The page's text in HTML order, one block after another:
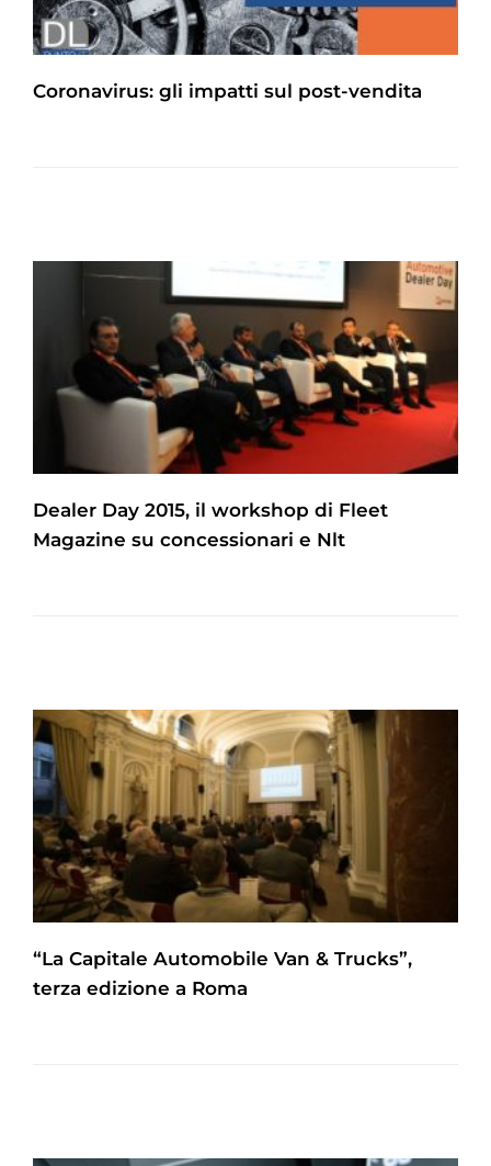
Coronavirus: gli impatti sul post-vendita
Dealer Day 2015, il workshop di Fleet
Magazine su concessionari e Nlt
“La Capitale Automobile Van & Trucks”,
terza edizione a Roma